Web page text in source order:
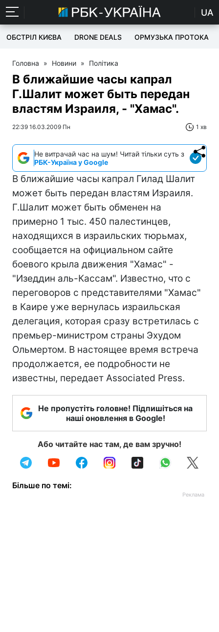
UA
ОБСТРІЛ КИЄВА DRONE DEALS ОРМУЗЬКА ПРОТОКА
Головна » Новини » Політика
В ближайшие часы капрал
Г.Шалит может быть передан
властям Израиля, - "Хамас".
22:39 16.03.2009 Пн 1 хв
Не витрачай час на шум! Читай тільки суть з
РБК-Україна у Google
В ближайшие часы капрал Гилад Шалит
может быть передан властям Израиля.
Г.Шалит может быть обменен на
примерно 1 тыс. 450 палестинцев,
находящихся в израильских тюрьмах,
сообщается на официальном сайте
боевого крыла движения "Хамас" -
"Изеддин аль-Кассам". Известно, что с
переговоров с представителями "Хамас"
в Каире уже вернулась израильская
делегация, которая сразу встретилась с
премьер-министром страны Эхудом
Ольмертом. В настоящее время встреча
продолжается, ее подробности не
известны, передает Associated Press.
Не пропустіть головне! Підпишіться на
наші оновлення в Google!
Або читайте нас там, де вам зручно!
Більше по темі: